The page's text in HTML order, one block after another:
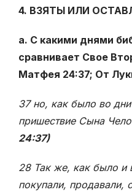
4. ВЗЯТЫ ИЛИ
а. С какими днями
сравнивает Свое
Матфея 24:37; От
37 но, как было во
пришествие Сына
24:37)
28 Так же, как было и
покупали, продавали,